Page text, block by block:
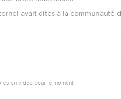
avait dites à la communauté
en vidéo pour le moment.